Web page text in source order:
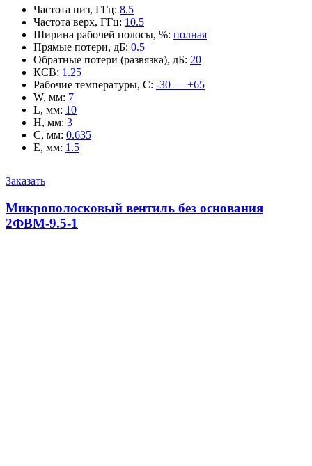
Частота низ, ГГц: 8.5
Частота верх, ГГц: 10.5
Ширина рабочей полосы, %: полная
Прямые потери, дБ: 0.5
Обратные потери (развязка), дБ: 20
КСВ: 1.25
Рабочие температуры, С: -30 — +65
W, мм: 7
L, мм: 10
H, мм: 3
C, мм: 0.635
E, мм: 1.5
Заказать
Микрополосковый вентиль без основания
2ФВМ-9.5-1